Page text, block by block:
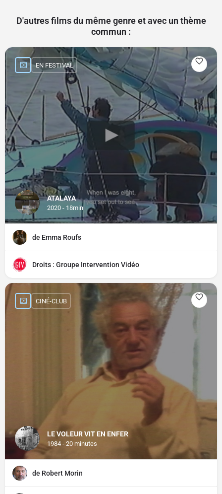
D'autres films du même genre et avec un thème
commun :
ATALAYA
2020 - 18min
EN FESTIVAL
de Emma Roufs
Droits : Groupe Intervention Vidéo
LE VOLEUR VIT EN ENFER
1984 - 20 minutes
CINÉ-CLUB
de Robert Morin